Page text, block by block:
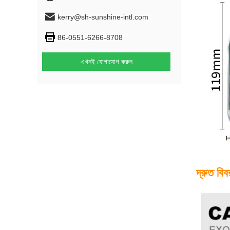
kerry@sh-sunshine-intl.com
86-0551-6266-8708
এখনই যোগাযোগ করুন
দ্রুত